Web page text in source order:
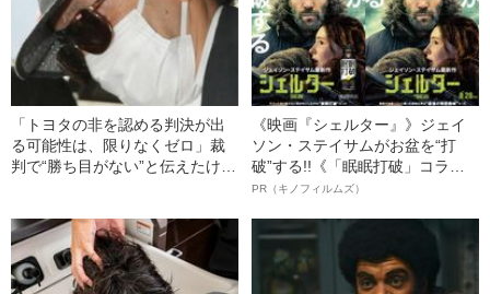
「トヨタの非を認める判決が出
る可能性は、限りなくゼロ」裁
判で“勝ち目がない”と伝えたけれ
の葛藤」
《映画『シェルター』》ジェイ
ソン・ステイサムがお盆を“打
破”する!!《「眠眠打破」コラ
ボ》
PR（キノフィルムズ）